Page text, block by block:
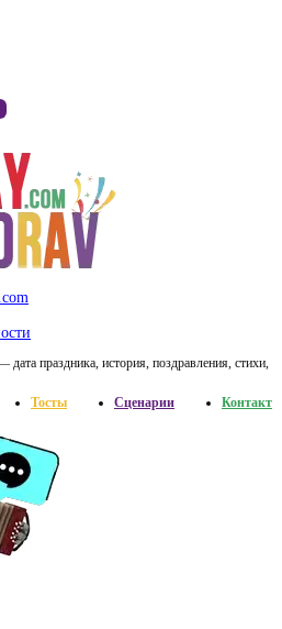
дата праздника, история, поздравления, стихи,
Тосты Сценарии Контакт